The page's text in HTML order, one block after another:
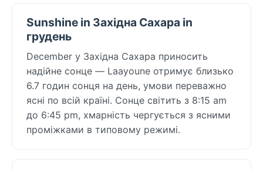
Sunshine in Західна Сахара in
грудень
December у Західна Сахара приносить
надійне сонце — Laayoune отримує близько
6.7 годин сонця на день, умови переважно
ясні по всій країні. Сонце світить з 8:15 am
до 6:45 pm, хмарність чергується з ясними
проміжками в типовому режимі.